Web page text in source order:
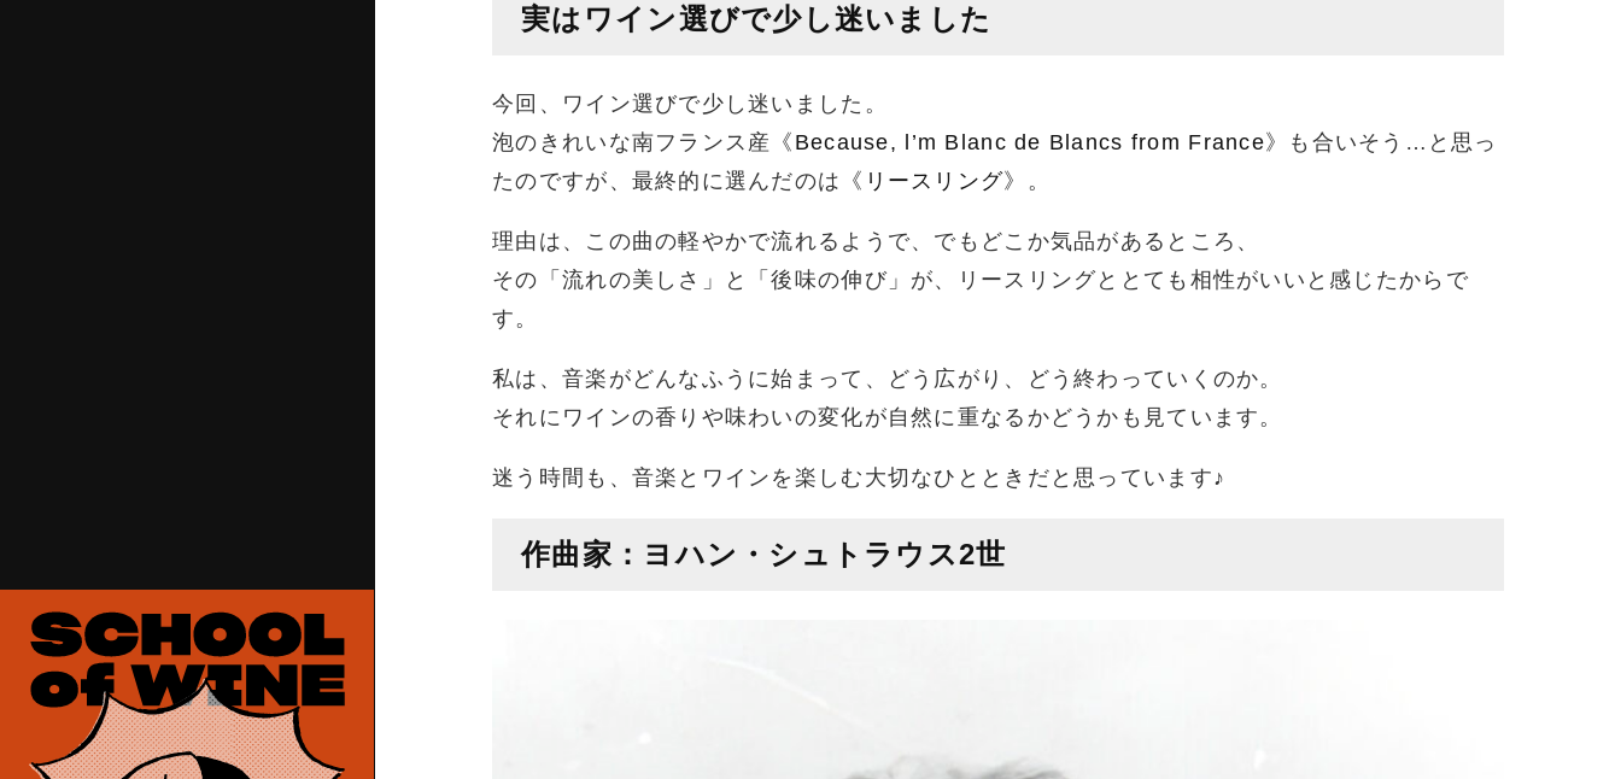
実はワイン選びで少し迷いました
今回、ワイン選びで少し迷いました。
泡のきれいな南フランス産《 Because, l’m Blanc de Blancs from France》も合いそう…と思っ
たのですが、最終的に選んだのは《 リースリング》。
理由は、この曲の軽やかで流れるようで、でもどこか気品があるところ、
その「流れの美しさ」と「後味の伸び」が、リースリングととても相性がいいと感じたからで
す。
私は、音楽がどんなふうに始まって、どう広がり、どう終わっていくのか。
それにワインの香りや味わいの変化が自然に重なるかどうかも見ています。
迷う時間も、音楽とワインを楽しむ大切なひとときだと思っています♪
作曲家：ヨハン・シュトラウス2世